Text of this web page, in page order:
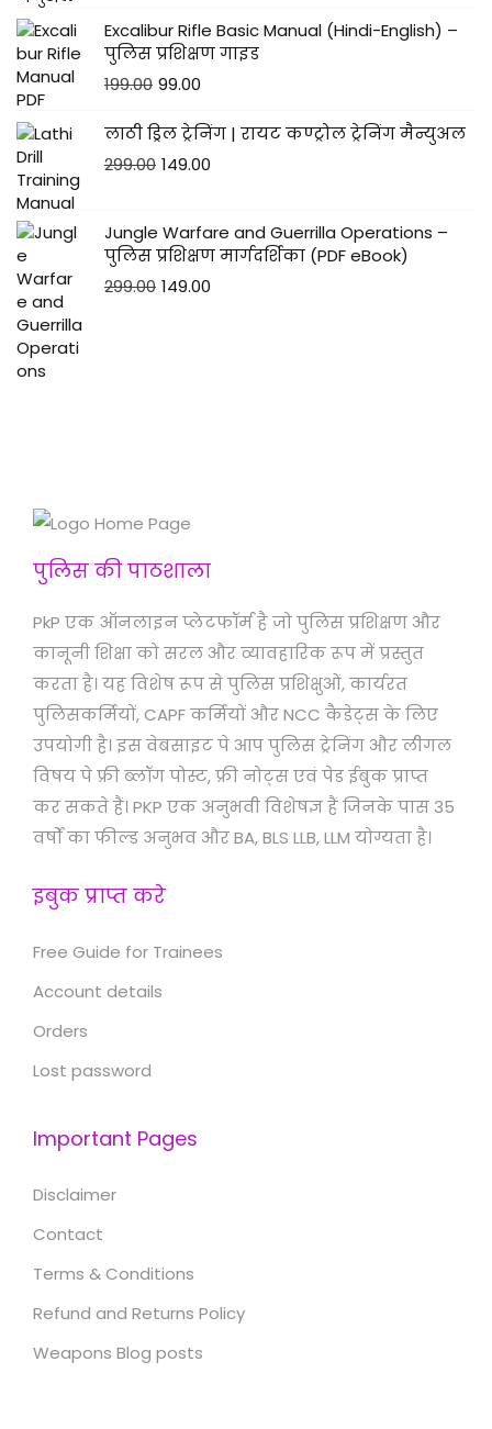
Excalibur Rifle Basic Manual (Hindi-English) –
पुलिस प्रशिक्षण गाइड
199.00 99.00
लाठी ड्रिल ट्रेनिंग | रायट कण्ट्रोल ट्रेनिंग मैन्युअल
299.00 149.00
Jungle Warfare and Guerrilla Operations –
पुलिस प्रशिक्षण मार्गदर्शिका (PDF eBook)
299.00 149.00
पुलिस की पाठशाला
PkP एक ऑनलाइन प्लेटफॉर्म है जो पुलिस प्रशिक्षण और
कानूनी शिक्षा को सरल और व्यावहारिक रूप में प्रस्तुत
करता है। यह विशेष रूप से पुलिस प्रशिक्षुओं, कार्यरत
पुलिसकर्मियों, CAPF कर्मियों और NCC कैडेट्स के लिए
उपयोगी है। इस वेबसाइट पे आप पुलिस ट्रेनिंग और लीगल
विषय पे फ्री ब्लॉग पोस्ट, फ्री नोट्स एवं पेड ईबुक प्राप्त
कर सकते हैं। PKP एक अनुभवी विशेषज्ञ हैं जिनके पास 35
वर्षों का फील्ड अनुभव और BA, BLS LLB, LLM योग्यता है।
इबुक प्राप्त करे
Free Guide for Trainees
Account details
Orders
Lost password
Important Pages
Disclaimer
Contact
Terms & Conditions
Refund and Returns Policy
Weapons Blog posts